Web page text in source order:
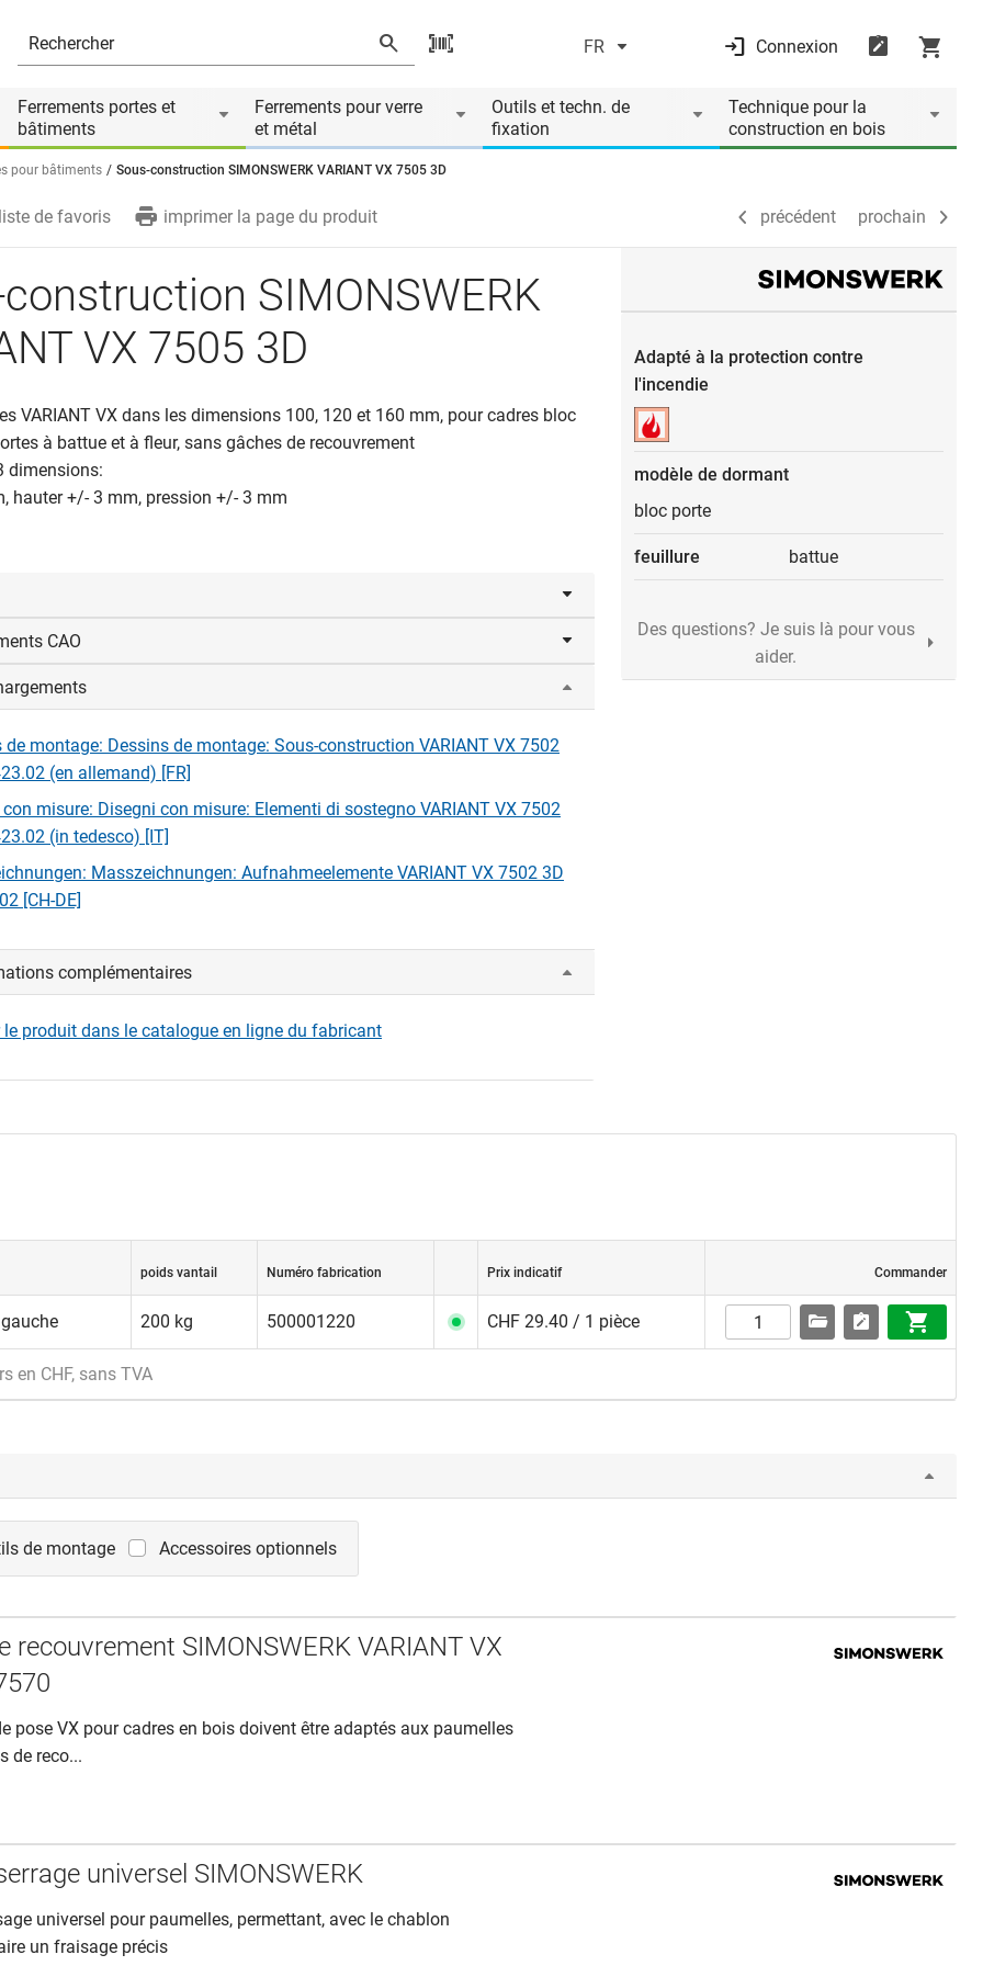
FR Connexion
Ferrements portes et
bâtiments
Ferrements pour verre
et métal
Outils et techn. de
fixation
Technique pour la
construction en bois
pour bâtiments Sous-construction SIMONSWERK VARIANT VX 7505 3D
Le produit est accessoire de précédent prochain
de favoris imprimer la page du produit précédent prochain
SIMONSWERK
VX 7505 3D
VARIANT VX dans les dimensions 100, 120 et 160 mm, pour cadres bloc
à battue et à fleur, sans gâches de recouvrement
dimensions:
hauter +/- 3 mm, pression +/- 3 mm
agglomérés requises
constructions : ø 5 x 20 mm (longueur minimale)
de recouvrement : ø 6 mm, longueur en fonction de la construction
possible)
CAO
connecter pour afficher et télécharger les fichiers CAD.
de montage: Dessins de montage: Sous-construction VARIANT VX 7502
(en allemand) [FR]
misure: Disegni con misure: Elementi di sostegno VARIANT VX 7502
(in tedesco) [IT]
Masszeichnungen: Aufnahmeelemente VARIANT VX 7502 3D
[CH-DE]
complémentaires
le produit dans le catalogue en ligne du fabricant
Adapté à la protection contre
l'incendie
modèle de dormant
bloc porte
feuillure battue
Des questions? Je suis là pour vous
aider.
poids vantail Numéro fabrication Prix indicatif Commander
200 kg 500001220 CHF 29.40 / 1 pièce
en CHF, sans TVA
de montage Accessoires optionnels
recouvrement SIMONSWERK VARIANT VX
pose VX pour cadres en bois doivent être adaptés aux paumelles
de reco...
universel SIMONSWERK
universel pour paumelles, permettant, avec le chablon
un fraisage précis